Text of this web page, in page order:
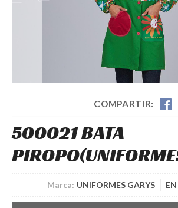
COMPARTIR:
500021 BATA
PIROPO
Marca: UNIFORMES GARYS